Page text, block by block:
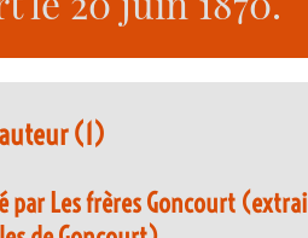
(1)
par Les frères Goncourt